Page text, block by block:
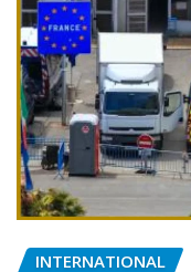
INTERNATIONAL